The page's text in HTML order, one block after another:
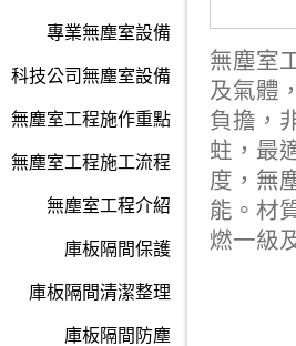
專業無塵室設備
科技公司無塵室設備
無塵室工程施作重點
無塵室工程施工流程
無塵室工程介紹
庫板隔間保護
庫板隔間清潔整理
庫板隔間防塵
無塵室
及氣體
負擔，
蛀，最
度， 無
能。材
燃一級